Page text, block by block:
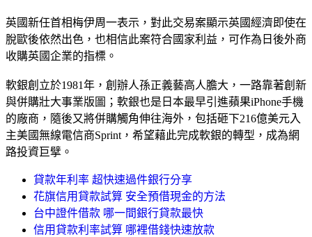
英國新任首相梅伊周一表示，對此交易案顯示英國經濟即使在
脫歐後依然出色，也相信此案符合國家利益，可作為日後外商
收購英國企業的指標。
軟銀創立於1981年，創辦人孫正義藝高人膽大，一路靠著創新
與併購壯大事業版圖；軟銀也是日本最早引進蘋果iPhone手機
的廠商，隨後又將併購觸角伸往海外，包括砸下216億美元入
主美國無線電信商Sprint，希望藉此完成軟銀的轉型，成為網
路投資巨擘。
貸款年利率 超快速過件銀行分享
花旗信用貸款試算 安全預借現金的方法
台中證件借款 哪一間銀行貸款最快
信用貸款利率試算 哪裡借錢快速放款